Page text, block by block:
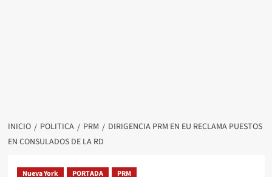
INICIO POLITICA PRM
DIRIGENCIA PRM EN EU RECLAMA PUESTOS
EN CONSULADOS DE LA RD
Nueva York PORTADA PRM